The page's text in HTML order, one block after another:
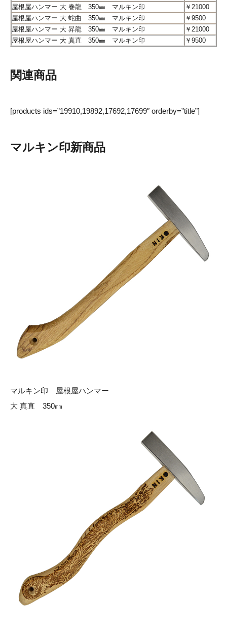
屋根屋ハンマー 大 巻龍 350㎜ マルキン印
￥21000
屋根屋ハンマー 大 蛇曲 350㎜ マルキン印
￥9500
屋根屋ハンマー 大 昇龍 350㎜ マルキン印
￥21000
屋根屋ハンマー 大 真直 350㎜ マルキン印
￥9500
関連商品
[products ids=”19910,19892,17692,17699″ orderby=”title”]
マルキン印新商品
マルキン印 屋根屋ハンマー
大 真直 350㎜